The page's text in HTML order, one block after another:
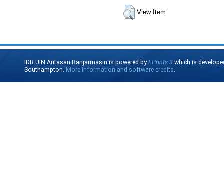
View Item
IDR UIN Antasari Banjarmasin is powered byEPrints 3 which is
Southampton. More information and software credits.